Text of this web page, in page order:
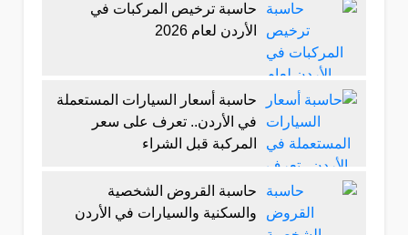
حاسبة ترخيص المركبات في
الأردن لعام 2026
حاسبة أسعار السيارات المستعملة
في الأردن.. تعرف على سعر
المركبة قبل الشراء
حاسبة القروض الشخصية
والسكنية والسيارات في الأردن